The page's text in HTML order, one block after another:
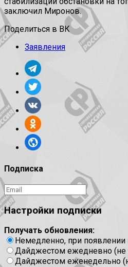
заключил Миронов.
Поделиться в ВК
Заявления
Подписка
Настройки подписки
Получать обновления:
Немедленно, при
Дайджестом ежедневно (не
Дайджестом еженедельно